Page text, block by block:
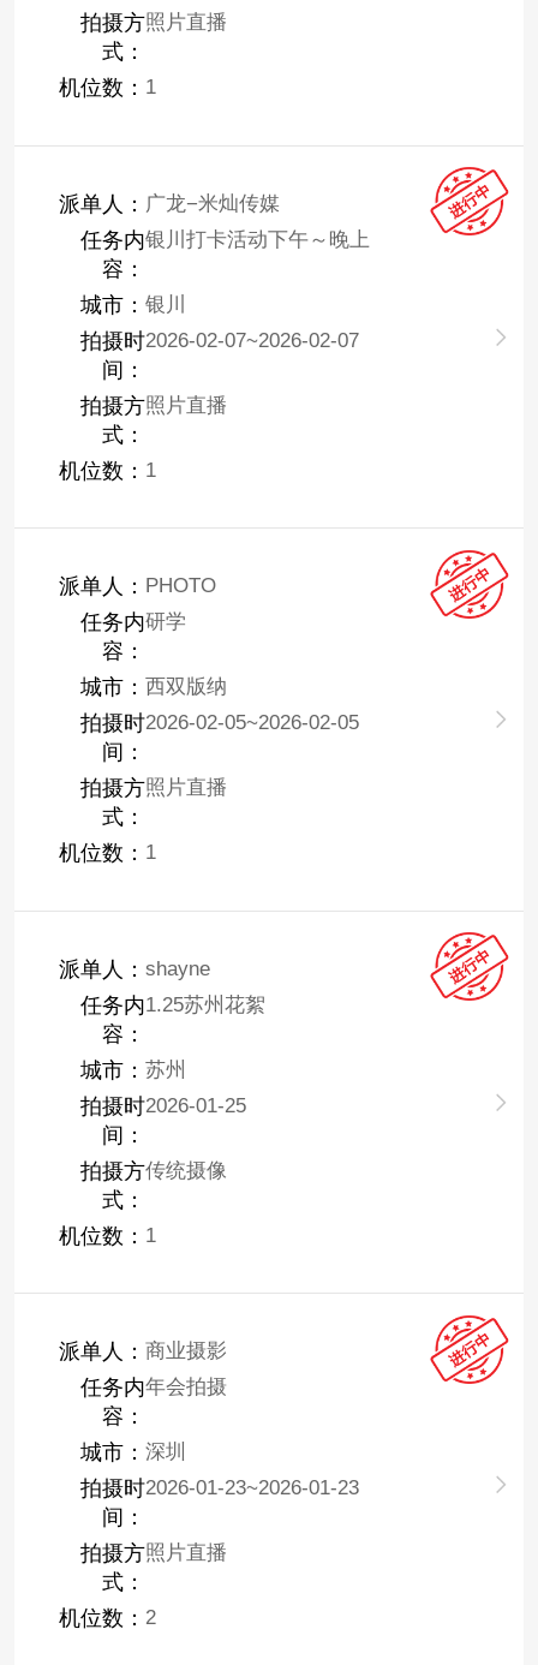
拍摄方
式：
照片直播
机位数： 1
派单人： 广龙−米灿传媒
任务内
容：
银川打卡活动下午～晚上
城市： 银川
拍摄时
间：
2026-02-07~2026-02-07
拍摄方
式：
照片直播
机位数： 1
派单人： PHOTO
任务内
容：
研学
城市： 西双版纳
拍摄时
间：
2026-02-05~2026-02-05
拍摄方
式：
照片直播
机位数： 1
派单人： shayne
任务内
容：
1.25苏州花絮
城市： 苏州
拍摄时
间：
2026-01-25
拍摄方
式：
传统摄像
机位数： 1
派单人： 商业摄影
任务内
容：
年会拍摄
城市： 深圳
拍摄时
间：
2026-01-23~2026-01-23
拍摄方
式：
照片直播
机位数： 2